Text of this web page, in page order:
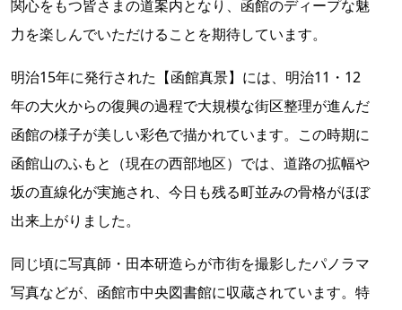
関心をもつ皆さまの道案内となり、函館のディープな魅
力を楽しんでいただけることを期待しています。
明治15年に発行された【函館真景】には、明治11・12
年の大火からの復興の過程で大規模な街区整理が進んだ
函館の様子が美しい彩色で描かれています。この時期に
函館山のふもと（現在の西部地区）では、道路の拡幅や
坂の直線化が実施され、今日も残る町並みの骨格がほぼ
出来上がりました。
同じ頃に写真師・田本研造らが市街を撮影したパノラマ
写真などが、函館市中央図書館に収蔵されています。特